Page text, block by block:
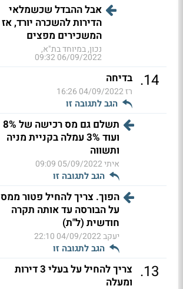
אבל ההבדל שכשמלאי
הדירות להשכרה יורד, אז
המשכירים מפצים
נכון, במיוחד בת"א,
06/09/2022 09:32
14
. בדיחה
רז04/09/2022 16:26
הגב לתגובה זו
תשלם גם מס רכישה של 8%
ועוד 3% עמלה בקניית מניה
ותשווה
איתי05/09/2022 09:09
הגב לתגובה זו
הפוך. צריך להחיל פטור ממס
על הבורסה עד אותה תקרה
חודשית (ל"ת)
יעקב04/09/2022 22:10
הגב לתגובה זו
13
.
צריך להחיל על בעלי 3 דירות
ומעלה